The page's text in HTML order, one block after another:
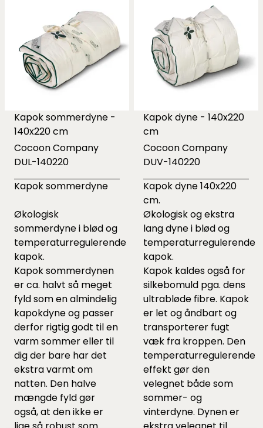
Kapok sommerdyne -
140x220 cm
Cocoon Company
DUL-140220
Kapok sommerdyne
Økologisk
sommerdyne i blød og
temperaturregulerende
kapok.
Kapok sommerdynen
er ca. halvt så meget
fyld som en almindelig
kapokdyne og passer
derfor rigtig godt til en
varm sommer eller til
dig der bare har det
ekstra varmt om
natten. Den halve
mængde fyld gør
også, at den ikke er
Kapok dyne - 140x220
cm
Cocoon Company
DUV-140220
Kapok dyne 140x220
cm.
Økologisk og ekstra
lang dyne i blød og
temperaturregulerende
kapok.
Kapok kaldes også for
silkebomuld pga. dens
ultrabløde fibre. Kapok
er let og åndbart og
transporterer fugt
væk fra kroppen. Den
temperaturregulerende
effekt gør den
velegnet både som
sommer- og
vinterdyne. Dynen er